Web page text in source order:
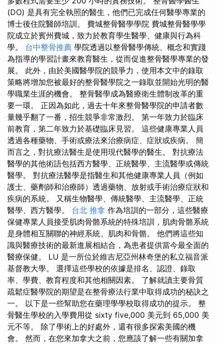
(DO) 是具有完全執照的醫生，他們已完成任何醫學專業的
博士後住院醫師培訓。 費城整骨醫學學院 費城整骨醫學學
院成立於賓州費城，致力於教育學生醫學、健康與行為科
學。 台中整骨推薦 學院透過以整骨醫學傳統、概念和實踐
為指導的學習計畫來教育醫生，從而促進整骨醫學專業的發
展。 此外，由於美國醫學院的競爭力，使用本文中的錄取
策略將增加您被最好的整骨醫學院之一錄取並開始光明的醫
學職業生涯的機會。 整骨醫學成為醫療衛生體制改革的重
要一環。 正因為如此，過去十年來整骨醫學院的申請者數
量幾乎翻了一番，招生競爭非常激烈。 第一年致力於臨床
前教育，第二年致力於基礎臨床見習。 這些健康專業人員
透過各種藥物、手術或療法來治療病症、症狀或疾病。 簡
而言之，對抗療法醫生是使用現代醫學的醫生。 對抗療法
醫學的其他術語包括西方醫學、正統醫學、主流醫學或傳統
醫學。 對抗療法醫學是指醫生和其他健康專業人員（例如
護士、藥劑師和治療師）透過藥物、放射或手術治療症狀和
疾病的系統。 又稱生物醫學、傳統醫學、主流醫學、正統
醫學、西方醫學。 台北 推拿 作為培訓的一部分，這些醫療
保健專業人員接受肌肉骨骼系統的特殊培訓，肌肉骨骼系統
是身體相互關聯的神經系統、肌肉和骨骼。 他們將這些知
識與醫療技術的最新進展相結合，為患者提供當今最全面的
醫療保健。 LU 是一所位於維吉尼亞州林奇堡的私立福音派
基督教大學。 選擇這些學校的依據是排名、認證、錄取
率、學費、教育程度和其他相關因素。 了解就讀主要骨質
疏鬆症醫學院的期望是在整骨療法行業中取得成功的秘訣之
一。 以下是一些幫助您在藥理學學校取得成功的提示。 整
骨醫生學校的入學費用從 sixty five,000 美元到 65,000 美
元不等。 除了學術上的好處外，還有很多探索美國的機
會。 然而，在您來加拿大之前，您應該了解一些有關加拿